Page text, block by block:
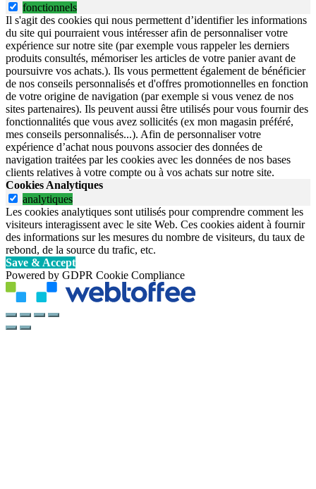
fonctionnels
Il s'agit des cookies qui nous permettent d’identifier les informations
du site qui pourraient vous intéresser afin de personnaliser votre
expérience sur notre site (par exemple vous rappeler les derniers
produits consultés, mémoriser les articles de votre panier avant de
poursuivre vos achats.). Ils vous permettent également de bénéficier
de nos conseils personnalisés et d'offres promotionnelles en fonction
de votre origine de navigation (par exemple si vous venez de nos
sites partenaires). Ils peuvent aussi être utilisés pour vous fournir des
fonctionnalités que vous avez sollicités (ex mon magasin préféré,
mes conseils personnalisés...). Afin de personnaliser votre
expérience d’achat nous pouvons associer des données de
navigation traitées par les cookies avec les données de nos bases
clients relatives à votre compte ou à vos achats sur notre site.
Cookies Analytiques
analytiques
Les cookies analytiques sont utilisés pour comprendre comment les
visiteurs interagissent avec le site Web. Ces cookies aident à fournir
des informations sur les mesures du nombre de visiteurs, du taux de
rebond, de la source du trafic, etc.
Save & Accept
Powered by GDPR Cookie Compliance